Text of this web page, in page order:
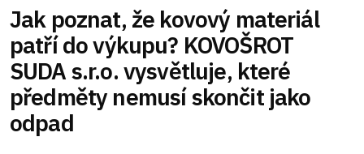
Jak poznat, že kovový materiál
patří do výkupu? KOVOŠROT
SUDA s.r.o. vysvětluje, které
předměty nemusí skončit jako
odpad